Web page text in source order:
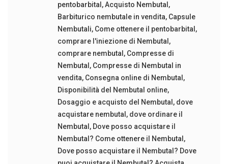
pentobarbital ,Acquisto Nembutal ,
Barbiturico nembutale in vendita, Capsule
Nembutali, Come ottenere il pentobarbital ,
comprare l'iniezione di Nembutal ,
comprare nembutal , Compresse di
Nembutal , Compresse di Nembutal in
vendita, Consegna online di Nembutal ,
Disponibilità del Nembutal online,
Dosaggio e acquisto del Nembutal , dove
acquistare nembutal , dove ordinare il
Nembutal , Dove posso acquistare il
Nembutal? Come ottenere il Nembutal ,
Dove posso acquistare il Nembutal? Dove